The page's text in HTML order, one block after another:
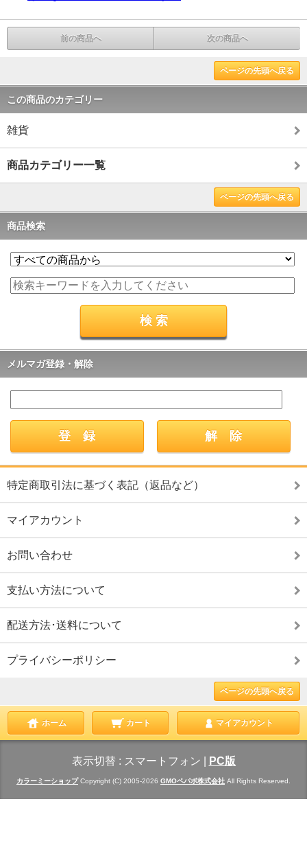
前の商品へ 次の商品へ
ページの先頭へ戻る
この商品のカテゴリー
雑貨
商品カテゴリー一覧
ページの先頭へ戻る
商品検索
メルマガ登録・解除
特定商取引法に基づく表記（返品など）
マイアカウント
お問い合わせ
支払い方法について
配送方法･送料について
プライバシーポリシー
ページの先頭へ戻る
ホーム カート マイアカウント
表示切替 : スマートフォン PC版
カラーミーショップCopyright (C) 2005-2026 GMOペパボ株式会社 All Rights Reserved.